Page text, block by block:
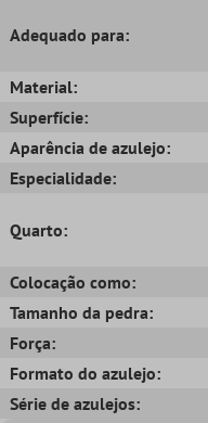
Adequado para:
Material:
Superfície:
Aparência de azulejo:
Especialidade:
Quarto:
Colocação como:
Tamanho da pedra:
Força:
Formato do azulejo:
Série de azulejos: